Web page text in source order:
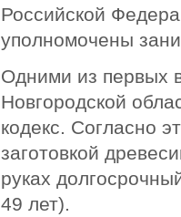
Российской
уполномочены
Одними из первых
Новгородской
кодекс. Согласно
заготовкой
руках
49 лет).